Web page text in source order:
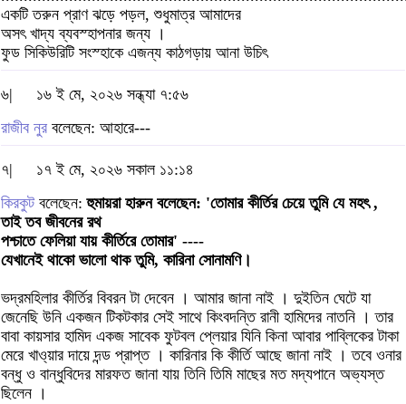
একটি তরুন প্রাণ ঝড়ে পড়ল, শুধুমাত্র আমাদের
অসৎ খাদ্য ব্যবস্হাপনার জন্য ।
ফুড সিকিউরিটি সংস্হাকে এজন্য কাঠগড়ায় আনা উচিৎ
৬|
১৬ ই মে, ২০২৬ সন্ধ্যা ৭:৫৬
রাজীব নুর বলেছেন: আহারে---
৭|
১৭ ই মে, ২০২৬ সকাল ১১:১৪
কিরকুটবলেছেন:হুমায়রা হারুন বলেছেন: 'তোমার কীর্তির চেয়ে তুমি যে মহৎ ,
তাই তব জীবনের রথ
পশ্চাতে ফেলিয়া যায় কীর্তিরে তোমার' ----
যেখানেই থাকো ভালো থাক তুমি, কারিনা সোনামণি।
ভদ্রমহিলার কীর্তির বিবরন টা দেবেন । আমার জানা নাই । দুইতিন ঘেটে যা
জেনেছি উনি একজন টিকটকার সেই সাথে কিংবদন্তি রানী হামিদের নাতনি । তার
বাবা কায়সার হামিদ একজ সাবেক ফুটবল প্লেয়ার যিনি কিনা আবার পাব্লিকের টাকা
মেরে খাও্য়ার দায়ে দন্ড প্রাপ্ত । কারিনার কি কীর্তি আছে জানা নাই । তবে ওনার
বন্ধু ও বান্ধুবিদের মারফত জানা যায় তিনি তিমি মাছের মত মদ্যপানে অভ্যস্ত
ছিলেন ।